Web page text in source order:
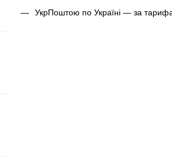
УкрПоштою по Україні — за